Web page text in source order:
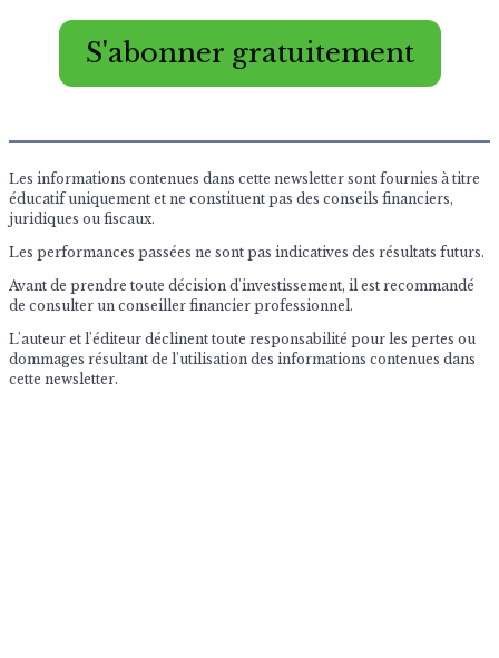
S'abonner gratuitement
Les informations contenues dans cette newsletter sont fournies à titre
éducatif uniquement et ne constituent pas des conseils financiers,
juridiques ou fiscaux.
Les performances passées ne sont pas indicatives des résultats futurs.
Avant de prendre toute décision d'investissement, il est recommandé
de consulter un conseiller financier professionnel.
L'auteur et l'éditeur déclinent toute responsabilité pour les pertes ou
dommages résultant de l'utilisation des informations contenues dans
cette newsletter.